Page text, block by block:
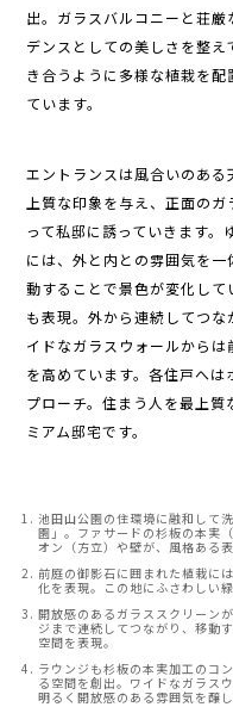
出。ガラスバルコニーと荘
デンスとしての美しさを整
き合うように多様な植栽を
ています。
エントランスは風合いのあ
上質な印象を与え、正面の
って私邸に誘っていきます
には、外と内との雰囲気を
動することで景色が変化し
も表現。外から連続してつ
イドなガラスウォールから
を高めています。各住戸へ
プローチ。住まう人を最上
ミアム邸宅です。
池田山公園の住環境に融和して
園」。ファサードの杉板の本実
オン（方立）や壁が、風格ある表
前庭の御影石に囲まれた植栽に
化を表現。この地にふさわしい
開放感のあるガラススクリーン
ジまで連続してつながり、移動
空間を表現。
ラウンジも杉板の本実加工のコ
る空間を創出。ワイドなガラス
明るく開放感のある雰囲気を醸し